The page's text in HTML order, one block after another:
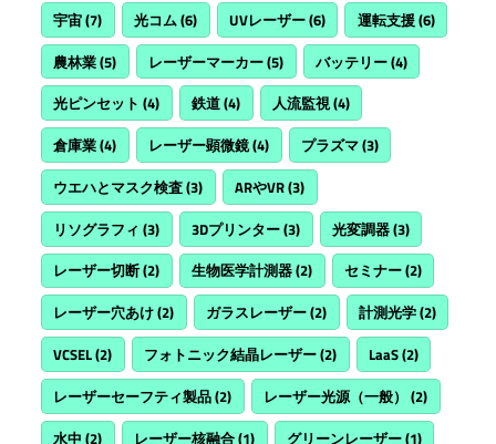
宇宙(7) 光コム(6) UVレーザー(6) 運転支援(6)
農林業(5) レーザーマーカー(5) バッテリー(4)
光ピンセット (4) 鉄道(4) 人流監視(4)
倉庫業(4) レーザー顕微鏡(4) プラズマ(3)
ウエハとマスク検査(3) ARやVR(3)
リソグラフィ (3) 3Dプリンター(3) 光変調器(3)
レーザー切断(2) 生物医学計測器(2) セミナー(2)
レーザー穴あけ(2) ガラスレーザー(2) 計測光学(2)
VCSEL(2) フォトニック結晶レーザー(2) LaaS(2)
レーザーセーフティ製品(2) レーザー光源（一般） (2)
水中 (2) レーザー核融合(1) グリーンレーザー(1)